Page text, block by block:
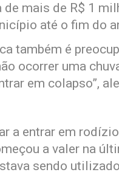
mais de R$ 1
até o fim do
também é
ocorrer uma
em colapso”,
a entrar em
a valer na
sendo